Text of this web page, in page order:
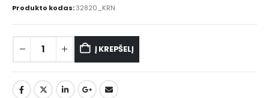
Produkto kodas:32820_KRN
Į KREPŠELĮ